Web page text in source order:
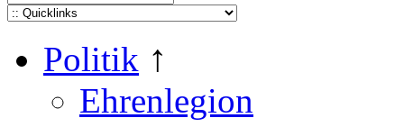
Politik ↑
Ehrenlegion